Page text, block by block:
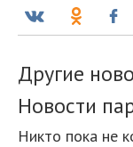
Другие
Новости
Никто пока не